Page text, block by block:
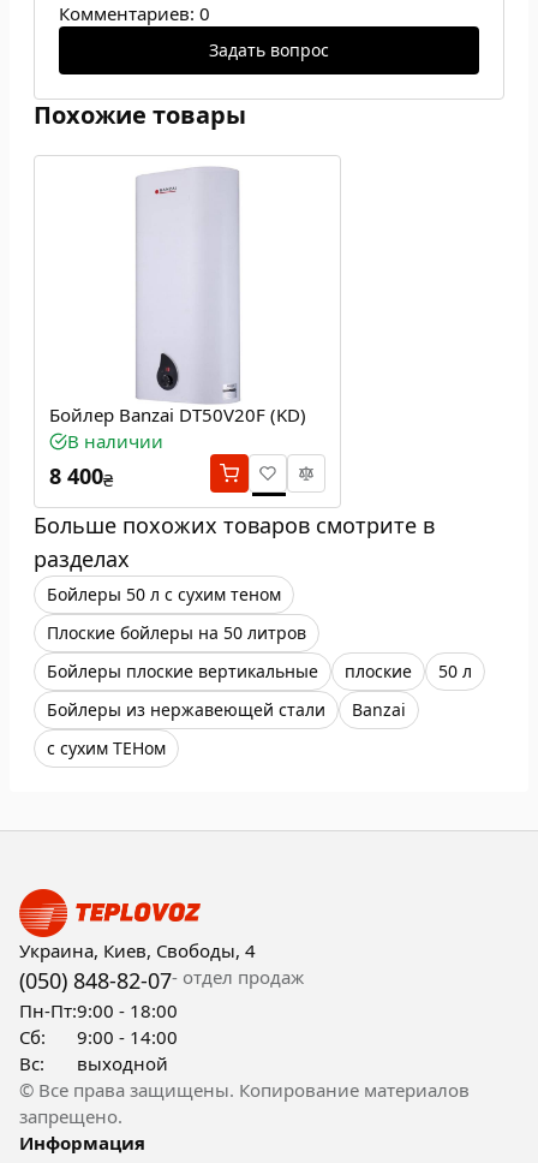
Комментариев: 0
Задать вопрос
Похожие товары
Бойлер Banzai DT50V20F (KD)
В наличии
8 400₴
Больше похожих товаров смотрите в
разделах
Бойлеры 50 л с сухим теном
Плоские бойлеры на 50 литров
Бойлеры плоские вертикальные
плоские
50 л
Бойлеры из нержавеющей стали
Banzai
с сухим ТЕНом
Украина, Киев, Свободы, 4
(050) 848-82-07- отдел продаж
Пн-Пт:9:00 - 18:00
Сб:
9:00 - 14:00
Вс:
выходной
© Все права защищены. Копирование материалов
запрещено.
Информация